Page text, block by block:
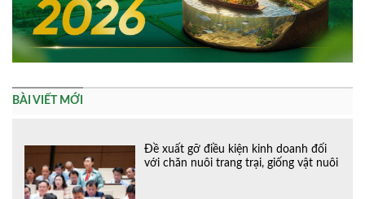
BÀI VIẾT MỚI
Đề xuất gỡ điều kiện kinh doanh đối
với chăn nuôi trang trại, giống vật nuôi